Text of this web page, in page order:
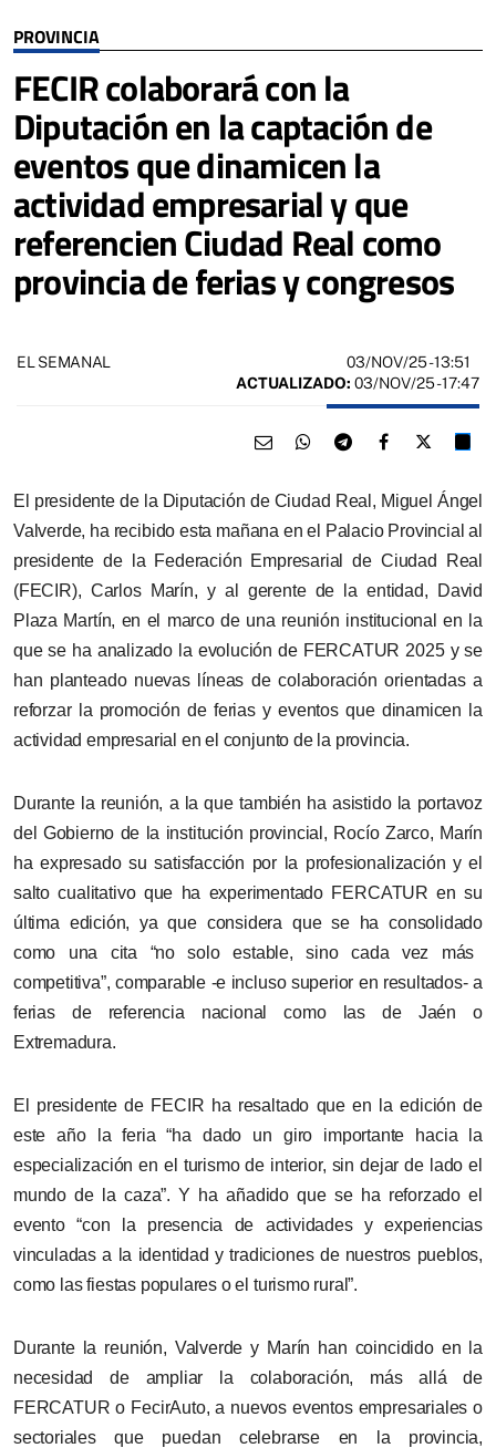
PROVINCIA
FECIR colaborará con la
Diputación en la captación de
eventos que dinamicen la
actividad empresarial y que
referencien Ciudad Real como
provincia de ferias y congresos
EL SEMANAL 03/NOV/25- 13:51
ACTUALIZADO: 03/NOV/25 - 17:47
El presidente de la Diputación de Ciudad Real, Miguel Ángel
Valverde, ha recibido esta mañana en el Palacio Provincial al
presidente de la Federación Empresarial de Ciudad Real
(FECIR), Carlos Marín, y al gerente de la entidad, David
Plaza Martín, en el marco de una reunión institucional en la
quese ha analizado la evolución de FERCATUR 2025 y se
han planteado nuevas líneas de colaboración orientadas a
reforzar la promoción de ferias y eventosque dinamicen la
actividad empresarial en el conjunto de la provincia.
Durante la reunión, a la que también ha asistido la portavoz
del Gobierno de la institución provincial, Rocío Zarco, Marín
ha expresado su satisfacción por la profesionalización y el
salto cualitativo que ha experimentado FERCATUR en su
última edición,ya que considera que se ha consolidado
como una cita “no solo estable, sino cada vez más
competitiva”, comparable -e incluso superior en resultados- a
ferias de referencia nacional como las de Jaén o
Extremadura.
El presidente de FECIR ha resaltado queen la edición de
este añola feria “ha dado un giro importante hacia la
especialización en el turismo de interior, sin dejar de lado el
mundo de la caza”.Y ha añadido que se ha reforzado el
evento “con
la presencia de actividades y experiencias
vinculadas a la identidad y tradiciones de nuestros pueblos,
como las fiestas populares o el turismo rura l”.
Durante la reunión, Valverde y Marín han coincidido en la
necesidad de ampliar la colaboración, más allá de
FERCATURo FecirAuto,a nuevos eventos empresariales o
sectoriales que puedan celebrarse en la provincia,